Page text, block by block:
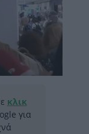
κλικ
για